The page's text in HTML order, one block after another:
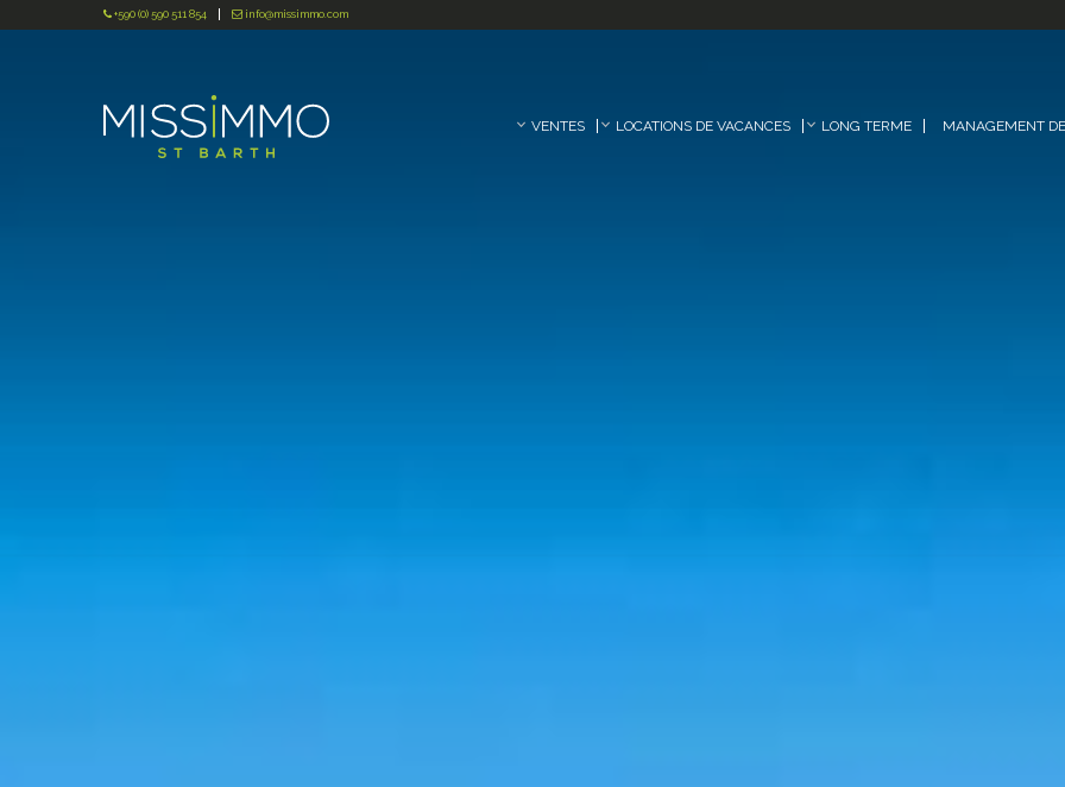
+590 (0) 590 511 854 info@missimmo.com
VENTES LOCATIONS DE VACANCES LONG TERME MANAGEMENT